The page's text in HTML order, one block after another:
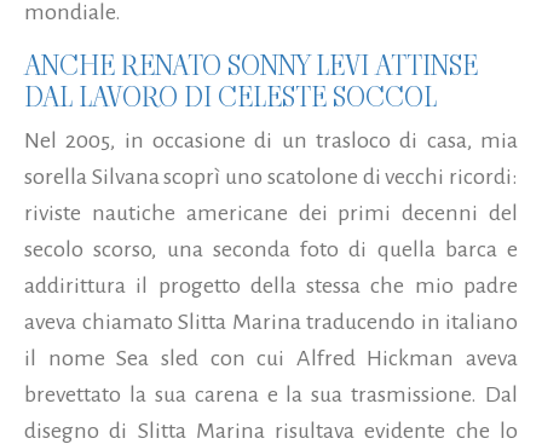
mondiale.
ANCHE RENATO SONNY LEVI ATTINSE
DAL LAVORO DI CELESTE SOCCOL
Nel 2005, in occasione di un trasloco di casa, mia
sorella Silvana scoprì uno scatolone di vecchi ricordi:
riviste nautiche americane dei primi decenni del
secolo scorso, una seconda foto di quella barca e
addirittura il progetto della stessa che mio padre
aveva chiamato Slitta Marina traducendo in italiano
il nome Sea sled con cui Alfred Hickman aveva
brevettato la sua carena e la sua trasmissione. Dal
disegno di Slitta Marina risultava evidente che lo